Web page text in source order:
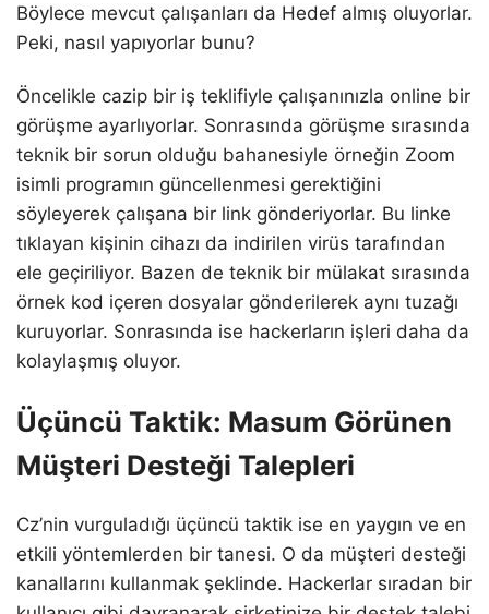
Böylece mevcut çalışanları da Hedef almış oluyorlar.
Peki, nasıl yapıyorlar bunu?
Öncelikle cazip bir iş teklifiyle çalışanınızla online bir
görüşme ayarlıyorlar. Sonrasında görüşme sırasında
teknik bir sorun olduğu bahanesiyle örneğin Zoom
isimli programın güncellenmesi gerektiğini
söyleyerek çalışana bir link gönderiyorlar. Bu linke
tıklayan kişinin cihazı da indirilen virüs tarafından
ele geçiriliyor. Bazen de teknik bir mülakat sırasında
örnek kod içeren dosyalar gönderilerek aynı tuzağı
kuruyorlar. Sonrasında ise hackerların işleri daha da
kolaylaşmış oluyor.
Üçüncü Taktik: Masum Görünen
Müşteri Desteği Talepleri
Cz’nin vurguladığı üçüncü taktik ise en yaygın ve en
etkili yöntemlerden bir tanesi. O da müşteri desteği
kanallarını kullanmak şeklinde. Hackerlar sıradan bir